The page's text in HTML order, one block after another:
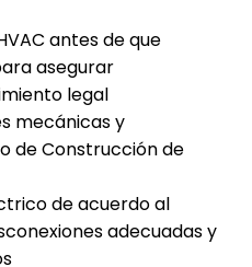
antes de que
asegurar
legal
mecánicas y
de Construcción de
de acuerdo al
adecuadas y